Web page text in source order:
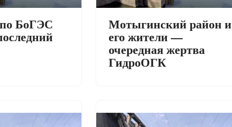
БоГЭС Мотыгинский район и
его жители —
очередная жертва
ГидроОГК